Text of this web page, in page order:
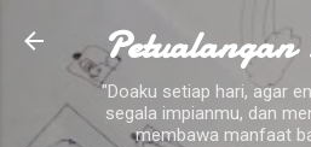
Skip to main
"Doaku setiap hari, agar
segala impianmu, dan
membawa manfaat